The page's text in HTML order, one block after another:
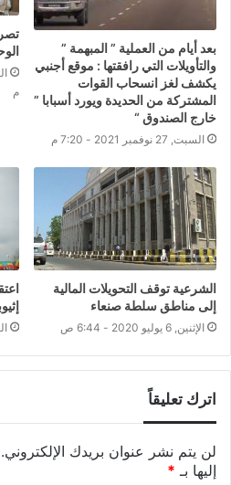
بعد أيام من العملية ” المبهمة ”
والتأويلات التي رافقتها : موقع أجنبي
يكشف لغز انسحاب القوات
المشتركة من الحديدة ويورد أسبابا ”
خارج الصندوق “
السبت, 27 نوفمبر 2021 - 7:20 م
م
الشرعية توقف التحويلات المالية
إلى مناطق سلطة صنعاء
الإثنين, 6 يوليو 2020 - 6:44 ص
اترك تعليقاً
لن يتم نشر عنوان بريدك الإلكتروني.
إليها بـ *